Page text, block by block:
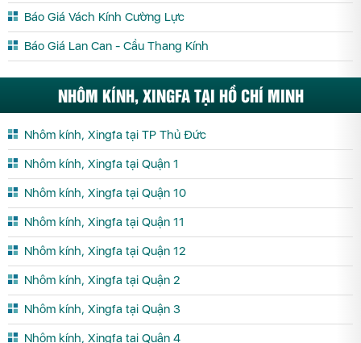
Báo Giá Vách Kính Cường Lực
Báo Giá Lan Can - Cầu Thang Kính
NHÔM KÍNH, XINGFA TẠI HỒ CHÍ MINH
Nhôm kính, Xingfa tại TP Thủ Đức
Nhôm kính, Xingfa tại Quận 1
Nhôm kính, Xingfa tại Quận 10
Nhôm kính, Xingfa tại Quận 11
Nhôm kính, Xingfa tại Quận 12
Nhôm kính, Xingfa tại Quận 2
Nhôm kính, Xingfa tại Quận 3
Nhôm kính, Xingfa tại Quận 4